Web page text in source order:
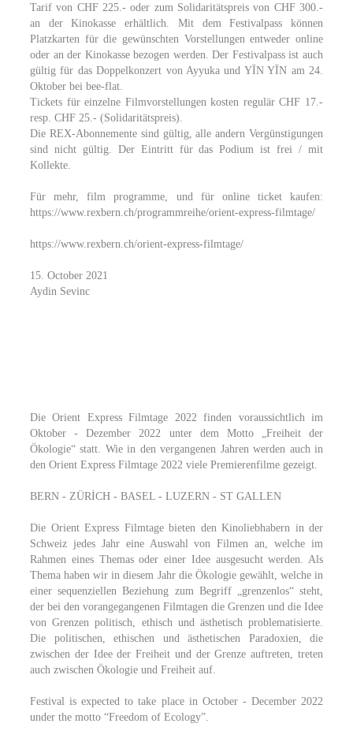
Tarif von CHF 225.- oder zum Solidaritätspreis von CHF 300.-
an der Kinokasse erhältlich. Mit dem Festivalpass können
Platzkarten für die gewünschten Vorstellungen entweder online
oder an der Kinokasse bezogen werden. Der Festivalpass ist auch
gültig für das Doppelkonzert von Ayyuka und YĪN YĪN am 24.
Oktober bei bee-flat.
Tickets für einzelne Filmvorstellungen kosten regulär CHF 17.-
resp. CHF 25.- (Solidaritätspreis).
Die REX-Abonnemente sind gültig, alle andern Vergünstigungen
sind nicht gültig. Der Eintritt für das Podium ist frei / mit
Kollekte.
Für mehr, film programme, und für online ticket kaufen:
https://www.rexbern.ch/programmreihe/orient-express-filmtage/
https://www.rexbern.ch/orient-express-filmtage/
15. October 2021
Aydin Sevinc
Die Orient Express Filmtage 2022 finden voraussichtlich im
Oktober - Dezember 2022 unter dem Motto „Freiheit der
Ökologie“ statt. Wie in den vergangenen Jahren werden auch in
den Orient Express Filmtage 2022 viele Premierenfilme gezeigt.
BERN - ZÜRİCH - BASEL - LUZERN - ST GALLEN
Die Orient Express Filmtage bieten den Kinoliebhabern in der
Schweiz jedes Jahr eine Auswahl von Filmen an, welche im
Rahmen eines Themas oder einer Idee ausgesucht werden. Als
Thema haben wir in diesem Jahr die Ökologie gewählt, welche in
einer sequenziellen Beziehung zum Begriff „grenzenlos“ steht,
der bei den vorangegangenen Filmtagen die Grenzen und die Idee
von Grenzen politisch, ethisch und ästhetisch problematisierte.
Die politischen, ethischen und ästhetischen Paradoxien, die
zwischen der Idee der Freiheit und der Grenze auftreten, treten
auch zwischen Ökologie und Freiheit auf.
Festival is expected to take place in October - December 2022
under the motto “Freedom of Ecology”.